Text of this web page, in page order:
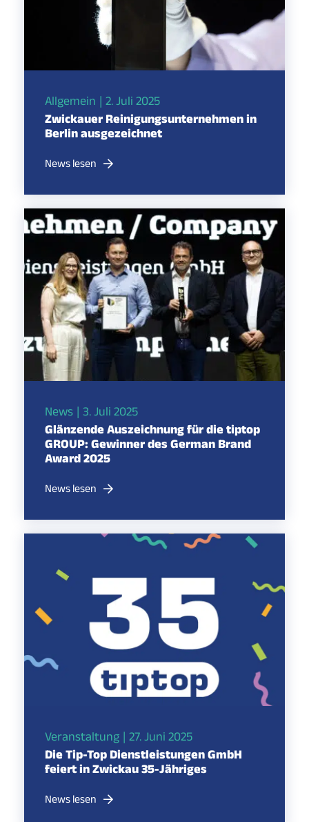
Zwickauer Reinigungsunternehmen in
Berlin ausgezeichnet
2. Juli 2025
Allgemein
News lesen
Glänzende Auszeichnung für die tiptop
GROUP: Gewinner des German Brand
Award 2025
3. Juli 2025
News
News lesen
Die Tip-Top Dienstleistungen GmbH
feiert in Zwickau 35-Jähriges
27. Juni 2025
Veranstaltung
News lesen